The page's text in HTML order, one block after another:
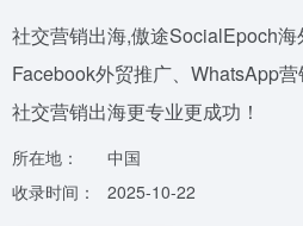
社交营销出海,傲途SocialEpoch
Facebook外贸推广、WhatsApp
社交营销出海更专业更成功！
所在地：
中国
收录时间：
2025-10-22